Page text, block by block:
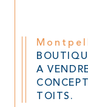
A
TOITS.